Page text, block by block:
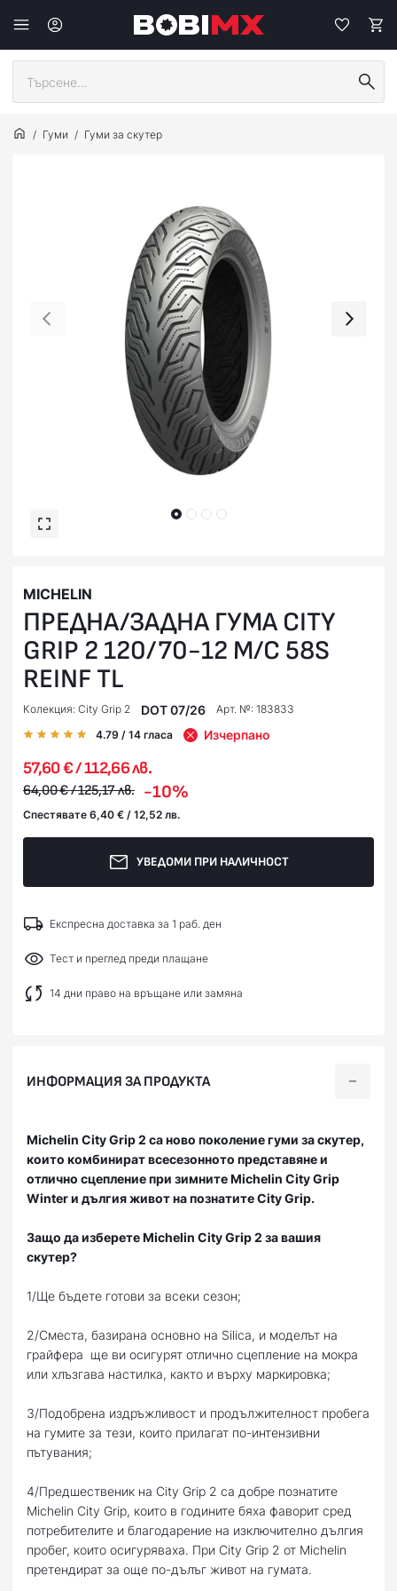
Гуми Гуми за скутер
MICHELIN
ПРЕДНА/ЗАДНА ГУМА CITY
GRIP 2 120/70-12 M/C 58S
REINF TL
Колекция: City Grip 2 DOT 07/26
Арт. №: 183833
4.79 / 14 гласа Изчерпано
57,60 € / 112,66 лв.
64,00 € / 125,17 лв. -10%
Спестявате 6,40 € / 12,52 лв.
УВЕДОМИ ПРИ НАЛИЧНОСТ
Експресна доставка за 1 раб. ден
Тест и преглед преди плащане
14 дни право на връщане или замяна
ИНФОРМАЦИЯ ЗА ПРОДУКТА
Michelin City Grip 2 са ново поколение гуми за скутер,
които комбинират всесезонното представяне и
отлично сцепление при зимните Michelin City Grip
Winter и дългия живот на познатите City Grip.
Защо да изберете Michelin City Grip 2 за вашия
скутер?
1/Ще бъдете готови за всеки сезон;
2/Сместа, базирана основно на Silica, и моделът на
грайфера ще ви осигурят отлично сцепление на мокра
или хлъзгава настилка, както и върху маркировка;
3/Подобрена издръжливост и продължителност пробега
на гумите за тези, които прилагат по-интензивни
пътувания;
4/Предшественик на City Grip 2 са добре познатите
Michelin City Grip, които в годините бяха фаворит сред
потребителите и благодарение на изключително дългия
пробег, които осигуряваха. При City Grip 2 от Michelin
претендират за още по-дълъг живот на гумата.